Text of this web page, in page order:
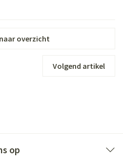
overzicht
Volgend artikel
op